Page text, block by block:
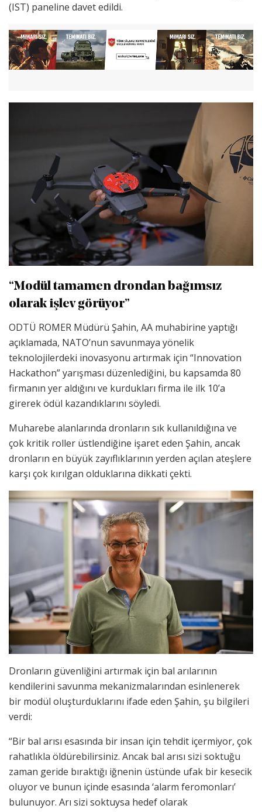
(IST) paneline davet edildi.
“Modül tamamen drondan bağımsız
olarak işlev görüyor”
ODTÜ ROMER Müdürü Şahin, AA muhabirine yaptığı
açıklamada, NATO’nun savunmaya yönelik
teknolojilerdeki inovasyonu artırmak için “Innovation
Hackathon” yarışması düzenlediğini, bu kapsamda 80
firmanın yer aldığını ve kurdukları firma ile ilk 10’a
girerek ödül kazandıklarını söyledi.
Muharebe alanlarında dronların sık kullanıldığına ve
çok kritik roller üstlendiğine işaret eden Şahin, ancak
dronların en büyük zayıflıklarının yerden açılan ateşlere
karşı çok kırılgan olduklarına dikkati çekti.
Dronların güvenliğini artırmak için bal arılarının
kendilerini savunma mekanizmalarından esinlenerek
bir modül oluşturduklarını ifade eden Şahin, şu bilgileri
verdi:
“Bir bal arısı esasında bir insan için tehdit içermiyor, çok
rahatlıkla öldürebilirsiniz. Ancak bal arısı sizi soktuğu
zaman geride bıraktığı iğnenin üstünde ufak bir kesecik
oluyor ve bunun içinde esasında ‘alarm feromonları’
bulunuyor. Arı sizi soktuysa hedef olarak